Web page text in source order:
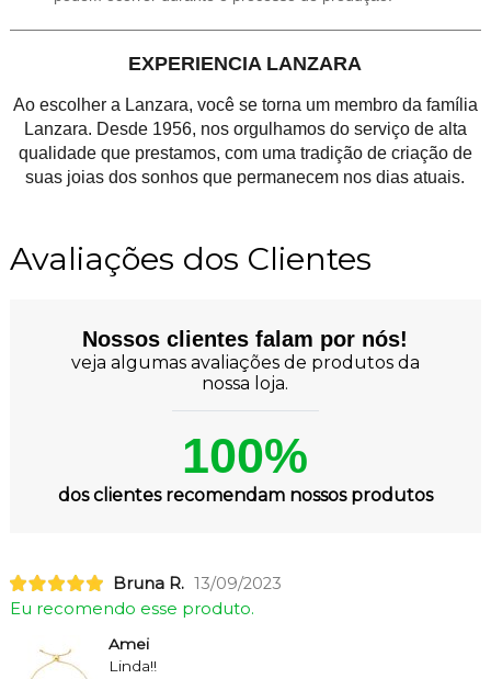
EXPERIENCIA LANZARA
Ao escolher a Lanzara, você se torna um membro da família
Lanzara. Desde 1956, nos orgulhamos do serviço de alta
qualidade que prestamos, com uma tradição de criação de
suas joias dos sonhos que permanecem nos dias atuais.
Avaliações dos Clientes
Nossos clientes falam por nós!
veja algumas avaliações de produtos da
nossa loja.
100%
dos clientes recomendam nossos produtos
Bruna R. 13/09/2023
Eu recomendo esse produto.
Amei
Linda!!